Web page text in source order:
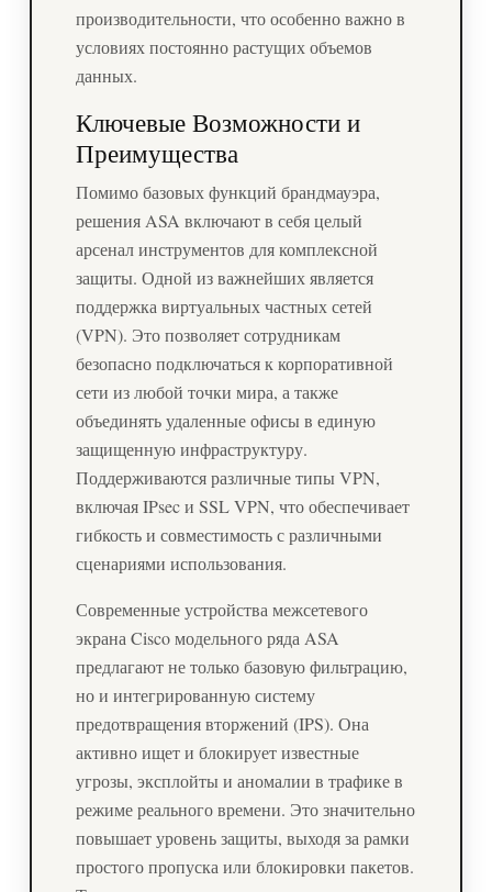
производительности, что особенно важно в
условиях постоянно растущих объемов
данных.
Ключевые Возможности и
Преимущества
Помимо базовых функций брандмауэра,
решения ASA включают в себя целый
арсенал инструментов для комплексной
защиты. Одной из важнейших является
поддержка виртуальных частных сетей
(VPN). Это позволяет сотрудникам
безопасно подключаться к корпоративной
сети из любой точки мира, а также
объединять удаленные офисы в единую
защищенную инфраструктуру.
Поддерживаются различные типы VPN,
включая IPsec и SSL VPN, что обеспечивает
гибкость и совместимость с различными
сценариями использования.
Современные устройства межсетевого
экрана Cisco модельного ряда ASA
предлагают не только базовую фильтрацию,
но и интегрированную систему
предотвращения вторжений (IPS). Она
активно ищет и блокирует известные
угрозы, эксплойты и аномалии в трафике в
режиме реального времени. Это значительно
повышает уровень защиты, выходя за рамки
простого пропуска или блокировки пакетов.